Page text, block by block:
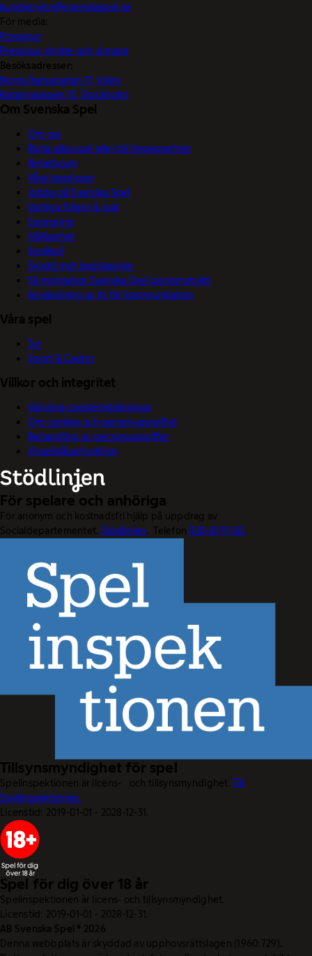
kundservice@svenskaspel.se
För media:
Pressjour
Pressjour vinster och vinnare
Besöksadresser:
Norra Hansegatan 17, Visby
Katarinavägen 15, Stockholm
Om Svenska Spel
Om oss
Börja sälja spel eller bli Vegaspartner
Nyhetsrum
Våra logotyper
Jobba på Svenska Spel
Vanliga frågor & svar
Sponsring
Hållbarhet
Spelkoll
Skydd mot bedrägerier
Så motverkar Svenska Spel penningtvätt
Användning av AI för kommunikation
Våra spel
Tur
Sport & Casino
Villkor och integritet
Välj dina cookieinställningar
Om cookies och personuppgifter
Behandling av personuppgifter
Visselblåsarfunktion
För spelare och anhöriga
För anonym och kostnadsfri hjälp på uppdrag av
Socialdepartementet. Stödlinjen. Telefon020-81 91 00.
Tillsynsmyndighet för spel
Spelinspektionen är licens- och tillsynsmyndighet.Till
Spelinspektionen.
Licenstid: 2019-01-01 - 2028-12-31.
Spel för dig över 18 år
Spelinspektionen är licens- och tillsynsmyndighet.
Licenstid: 2019-01-01 - 2028-12-31.
AB Svenska Spel © 2026
Denna webbplats är skyddad av upphovsrättslagen (1960:729).